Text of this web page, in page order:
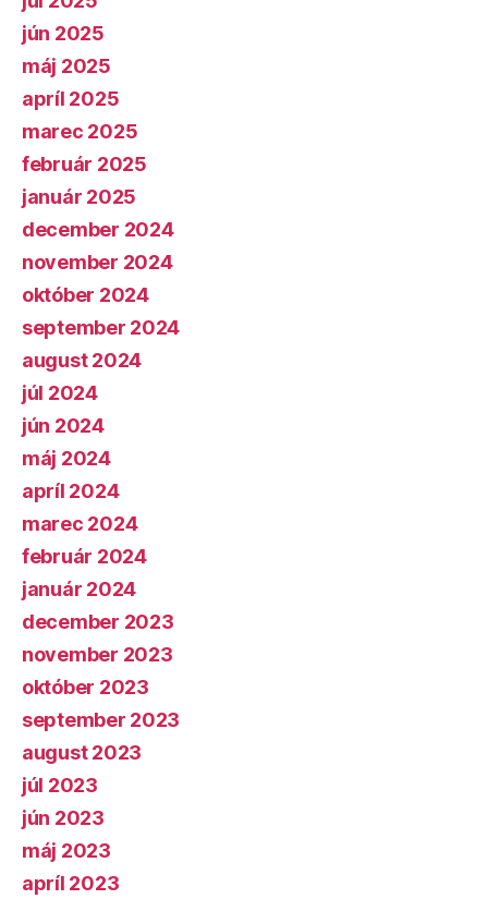
jún 2025
máj 2025
apríl 2025
marec 2025
február 2025
január 2025
december 2024
november 2024
október 2024
september 2024
august 2024
júl 2024
jún 2024
máj 2024
apríl 2024
marec 2024
február 2024
január 2024
december 2023
november 2023
október 2023
september 2023
august 2023
júl 2023
jún 2023
máj 2023
apríl 2023